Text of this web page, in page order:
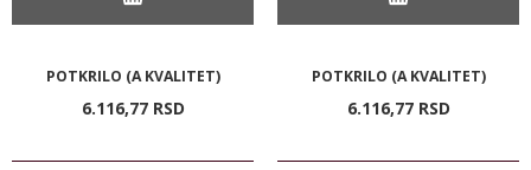
POTKRILO (A KVALITET)
6.116,77 RSD
POTKRILO (A KVALITET)
6.116,77 RSD